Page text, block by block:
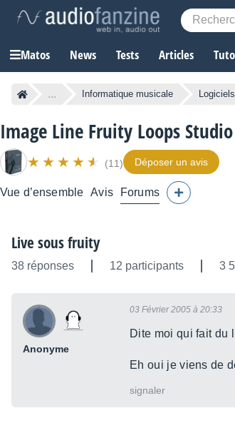
Matos News Tests Articles
... Informatique musicale
Image Line Fruity Loops
(11) Déposer un avis
Vue d’ensemble Avis Forums
Live sous fruity
38 réponses 12 participants 3
Anonyme
03 Février 2005 à 20:33
Dite moi qui fait du
Eh oui je viens de
signaler